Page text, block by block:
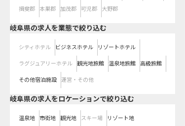
揖斐郡 本巣郡 加茂郡 可児郡 大野郡
岐阜県の求人を業態で絞り込む
シティホテル ビジネスホテル リゾートホテル
ラグジュアリーホテル 観光地旅館 温泉地旅館 高級旅館
その他宿泊施設 運営・その他
岐阜県の求人をロケーションで絞り込む
温泉地 市街地 観光地 スキー場 リゾート地